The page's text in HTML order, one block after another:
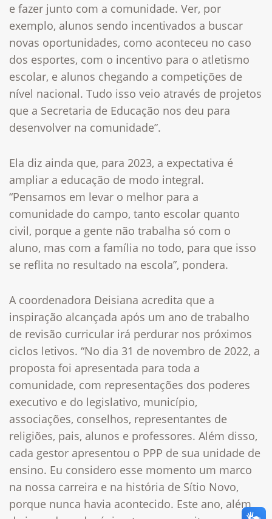
e fazer junto com a comunidade. Ver, por
exemplo, alunos sendo incentivados a buscar
novas oportunidades, como aconteceu no caso
dos esportes, com o incentivo para o atletismo
escolar, e alunos chegando a competições de
nível nacional. Tudo isso veio através de projetos
que a Secretaria de Educação nos deu para
desenvolver na comunidade”.
Ela diz ainda que, para 2023, a expectativa é
ampliar a educação de modo integral.
“Pensamos em levar o melhor para a
comunidade do campo, tanto escolar quanto
civil, porque a gente não trabalha só com o
aluno, mas com a família no todo, para que isso
se reflita no resultado na escola”, pondera.
A coordenadora Deisiana acredita que a
inspiração alcançada após um ano de trabalho
de revisão curricular irá perdurar nos próximos
ciclos letivos. “No dia 31 de novembro de 2022, a
proposta foi apresentada para toda a
comunidade, com representações dos poderes
executivo e do legislativo, município,
associações, conselhos, representantes de
religiões, pais, alunos e professores. Além disso,
cada gestor apresentou o PPP de sua unidade de
ensino. Eu considero esse momento um marco
na nossa carreira e na história de Sítio Novo,
porque nunca havia acontecido. Este ano, além